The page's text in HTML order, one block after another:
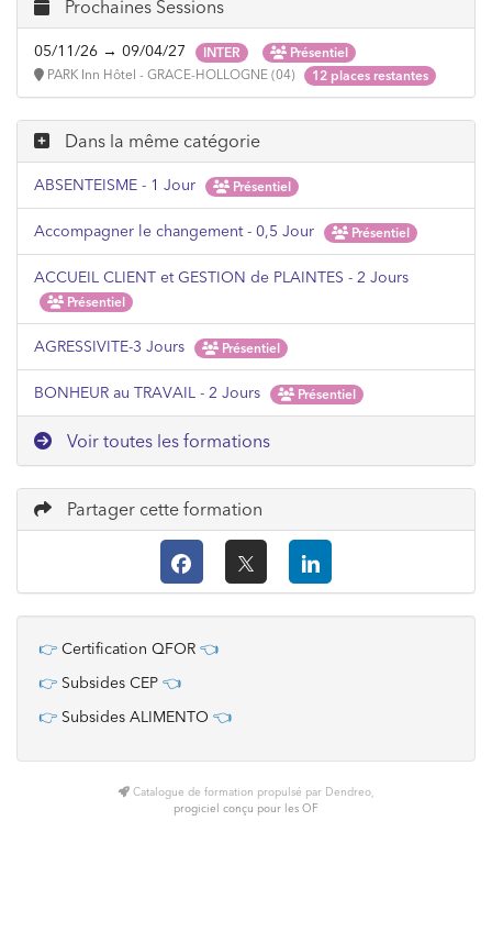
Prochaines Sessions
05/11/26 → 09/04/27 INTER
Présentiel
PARK Inn Hôtel - GRACE-HOLLOGNE (04)
12 places restantes
Dans la même catégorie
ABSENTEISME - 1 Jour Présentiel
Accompagner le changement - 0,5 Jour Présentiel
ACCUEIL CLIENT et GESTION de PLAINTES - 2 Jours
Présentiel
AGRESSIVITE-3 Jours Présentiel
BONHEUR au TRAVAIL - 2 Jours Présentiel
Voir toutes les formations
Partager cette formation
👉 Certification QFOR 👈
👉 Subsides CEP 👈
👉 Subsides ALIMENTO 👈
Catalogue de formation propulsé par Dendreo,
progiciel conçu pour les OF